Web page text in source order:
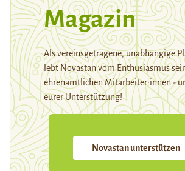
Magazin
Als vereinsgetragene, unabhängige
lebt Novastan vom Enthusiasmus
ehrenamtlichen Mitarbeiter:innen -
eurer Unterstützung!
Novastan unterstützen